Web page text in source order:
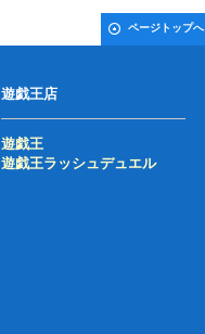
ページトップへ
遊戯王店
遊戯王
遊戯王ラッシュデュエル